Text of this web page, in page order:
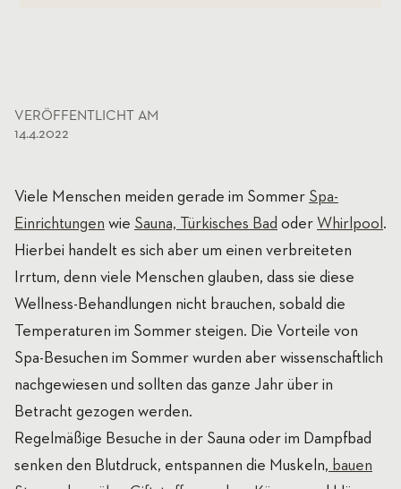
VERÖFFENTLICHT AM
14.4.2022
Viele Menschen meiden gerade im Sommer Spa-
Einrichtungen wie Sauna, Türkisches Bad oder Whirlpool .
Hierbei handelt es sich aber um einen verbreiteten
Irrtum, denn viele Menschen glauben, dass sie diese
Wellness-Behandlungen nicht brauchen, sobald die
Temperaturen im Sommer steigen. Die Vorteile von
Spa-Besuchen im Sommer wurden aber wissenschaftlich
nachgewiesen und sollten das ganze Jahr über in
Betracht gezogen werden.
Regelmäßige Besuche in der Sauna oder im Dampfbad
senken den Blutdruck, entspannen die Muskeln, bauen